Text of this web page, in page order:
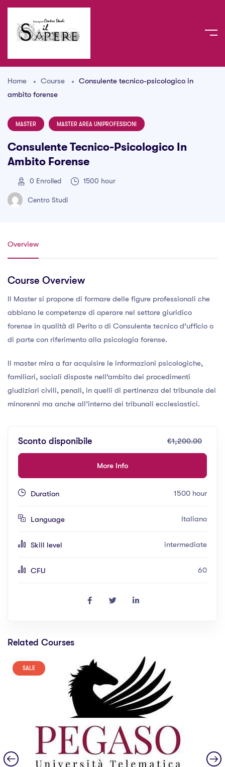
Home Course
Consulente tecnico-psicologico in
ambito forense
MASTER MASTER AREA UNIPROFESSIONI
Consulente Tecnico-Psicologico In
Ambito Forense
0 Enrolled 1500 hour
Centro Studi
Overview
Course Overview
Il Master si propone di formare delle figure professionali che
abbiano le competenze di operare nel settore giuridico
forense in qualità di Perito o di Consulente tecnico d’ufficio o
di parte con riferimento alla psicologia forense.
Il master mira a far acquisire le informazioni psicologiche,
familiari, sociali disposte nell’ambito dei procedimenti
giudiziari civili, penali, in quelli di pertinenza del tribunale dei
minorenni ma anche all’interno dei tribunali ecclesiastici.
Sconto disponibile €1,200.00
More Info
Duration 1500 hour
Language Italiano
Skill level intermediate
CFU 60
Related Courses
SALE